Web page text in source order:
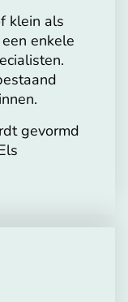
klein als
enkele
gevormd